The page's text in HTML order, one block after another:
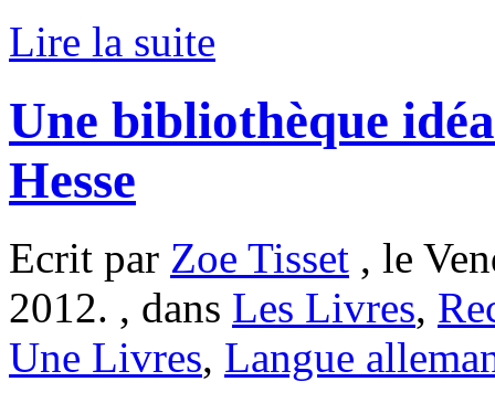
Lire la suite
Une bibliothèque
Hesse
Ecrit par Zoe Tisset , le
2012. , dans Les Livres,
Une Livres, Langue